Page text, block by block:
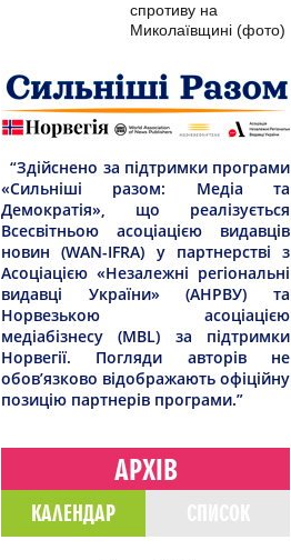
спротиву на
Миколаївщині (фото)
“Здійснено за підтримки програми
«Сильніші разом: Медіа та
Демократія», що реалізується
Всесвітньою асоціацією видавців
новин (WAN-IFRA) у партнерстві з
Асоціацією «Незалежні регіональні
видавці України» (АНРВУ) та
Норвезькою асоціацією
медіабізнесу (MBL) за підтримки
Норвегії. Погляди авторів не
обов’язково відображають офіційну
позицію партнерів програми.”
АРХІВ
КАЛЕНДАР